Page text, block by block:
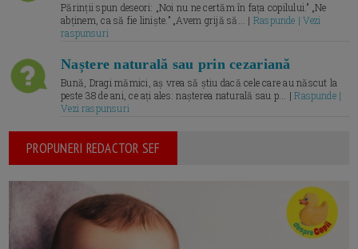
Părinții spun deseori: „Noi nu ne certăm în fața copilului.” „Ne
abținem, ca să fie liniște.” „Avem grijă să... | Raspunde | Vezi
raspunsuri
Naștere naturală sau prin cezariană
Bună, Dragi mămici, aș vrea să știu dacă cele care au născut la
peste 38 de ani, ce ați ales: nașterea naturală sau p... |Raspunde |
Vezi raspunsuri
PROPUNERI REDACTOR SEF